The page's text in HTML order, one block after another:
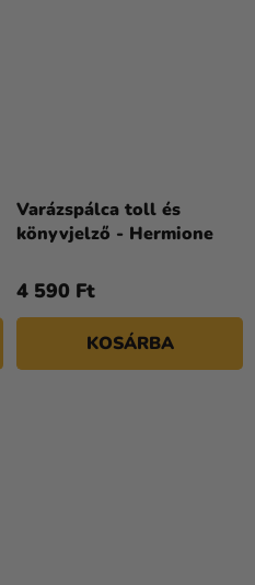
Varázspálca toll és
könyvjelző - Hermione
termék
átlagos
5,0
csillag.
4 590 Ft
KOSÁRBA